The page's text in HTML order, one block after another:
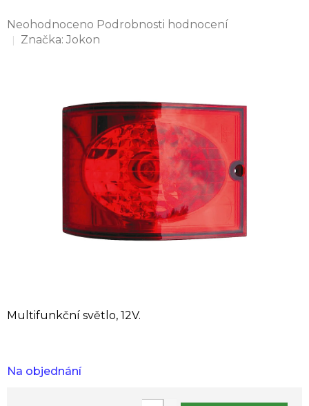
Průměrné
hodnocení
hvězdiček.
Neohodnoceno Podrobnosti hodnocení
Značka: Jokon
Na objednání
Multifunkční světlo, 12V.